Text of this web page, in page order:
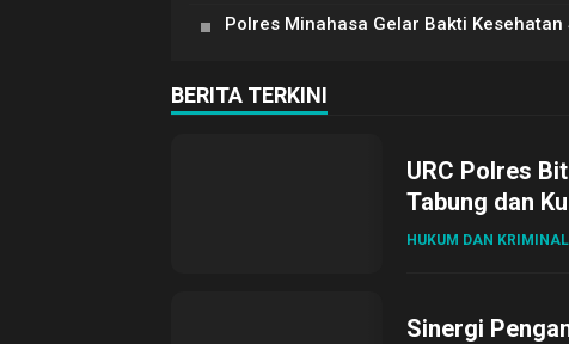
Polres Minahasa Gelar Bakti
BERITA TERKINI
URC Polres
Tabung dan
HUKUM DAN KRIMINAL
Sinergi